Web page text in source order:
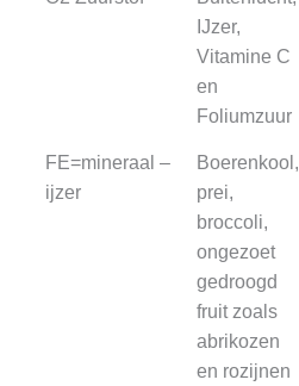
nodig?
IJzer,
Vitamine C
en
Foliumzuur
FE=mineraal –
ijzer
Boerenkool,
prei,
broccoli,
ongezoet
gedroogd
fruit zoals
abrikozen
en rozijnen